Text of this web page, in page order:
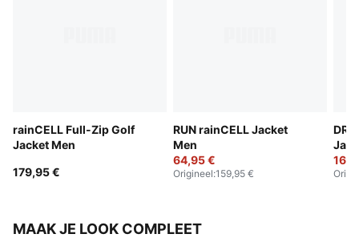
rainCELL Full-Zip Golf
Jacket Men
179,95 €
RUN rainCELL Jacket
Men
64,95 €
Origineel:159,95 €
MAAK JE LOOK COMPLEET